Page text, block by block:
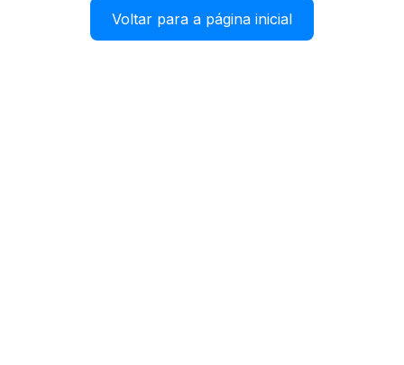
Voltar para a página inicial